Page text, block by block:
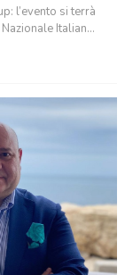
l’evento si terrà
Italian...